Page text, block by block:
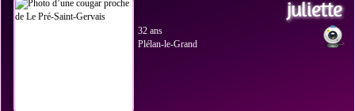
juliette
32 ans
Plélan-le-Grand